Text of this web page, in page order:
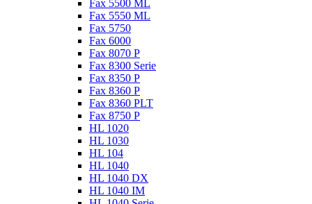
Fax 5500 ML
Fax 5550 ML
Fax 5750
Fax 6000
Fax 8070 P
Fax 8300 Serie
Fax 8350 P
Fax 8360 P
Fax 8360 PLT
Fax 8750 P
HL 1020
HL 1030
HL 104
HL 1040
HL 1040 DX
HL 1040 IM